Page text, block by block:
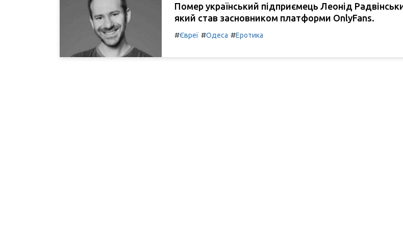
Помер український підприємець Леонід
який став засновником платформи OnlyFans.
#Євреї #Одеса #Еротика